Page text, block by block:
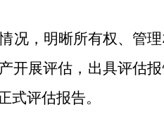
况，明晰所有权、管
开展评估，出具评估
式评估报告。